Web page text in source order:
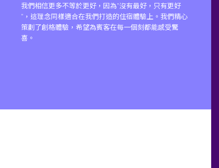
我們相信更多不等於更好，因為”沒有最好，只有更好
“，這理念同樣適合在我們打造的住宿體驗上。我們精心
策劃了創格體驗，希望為賓客在每一個刻都能感受驚
喜。